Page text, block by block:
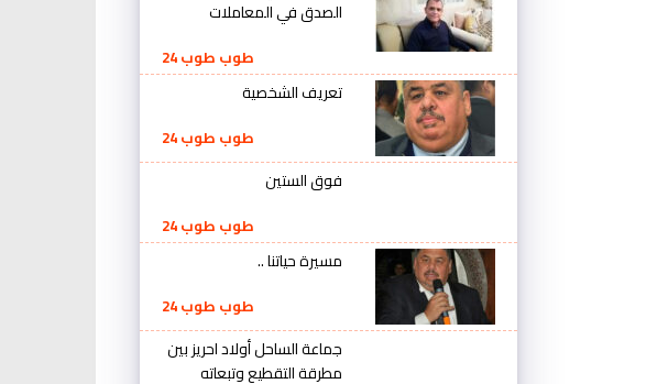
الصدق في المعاملات
طوب طوب 24
تعريف الشخصية
طوب طوب 24
فوق الستين
طوب طوب 24
مسيرة حياتنا ..
طوب طوب 24
جماعة الساحل أولاد احريز بين
مطرقة التقطيع وتبعاته